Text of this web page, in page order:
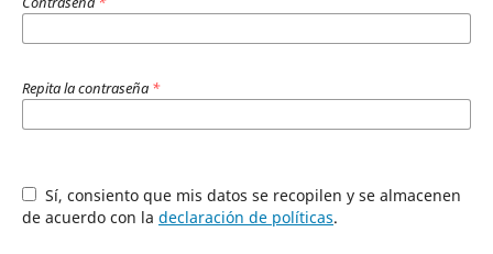
Repita la contraseña *
de acuerdo con la declaración de políticas.